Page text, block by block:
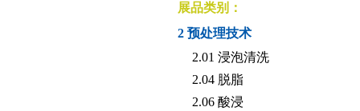
展品类别：
2 预处理技术
2.01 浸泡清洗
2.04 脱脂
2.06 酸浸